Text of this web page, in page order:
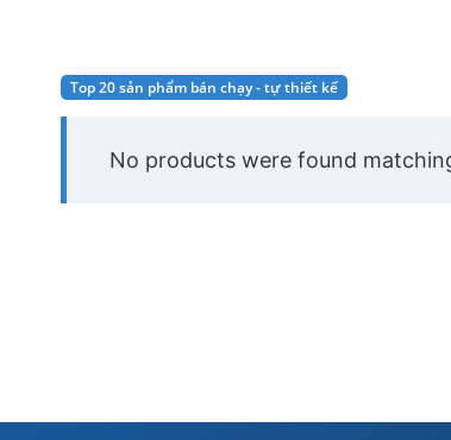
Top 20 sản phẩm bán chạy - tự thiết kế
No products were found